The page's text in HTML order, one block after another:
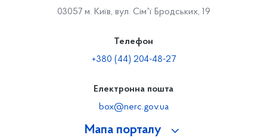
Мапа порталу
03057 м. Київ, вул. Сімʼї Бродських, 19
Телефон
+380 (44) 204-48-27
Електронна пошта
box@nerc.gov.ua